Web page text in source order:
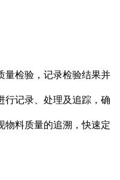
量检验，记录检验结果并
行记录、处理及追踪，确
物料质量的追溯，快速定